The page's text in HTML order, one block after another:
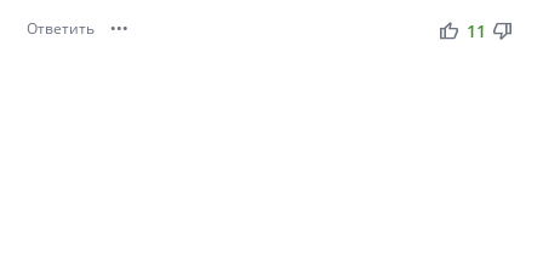
Ответить ••• thumb_up thumb_down
11